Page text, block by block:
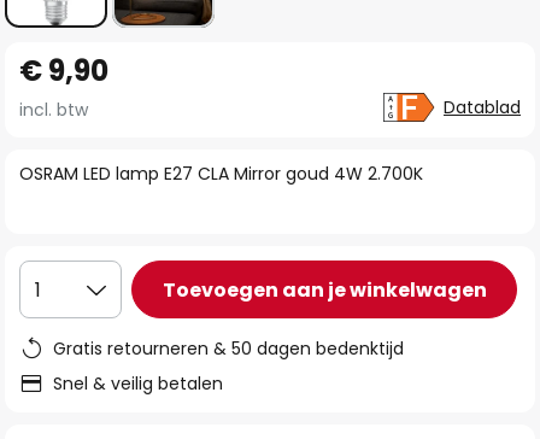
naar
het
van
gallerij
OSRAM LED lamp E27 CLA Mirror goud 4W 2.700K
€ 9,90
incl. btw Datablad
1 Toevoegen aan je winkelwagen
Gratis retourneren & 50 dagen bedenktijd
Snel & veilig betalen